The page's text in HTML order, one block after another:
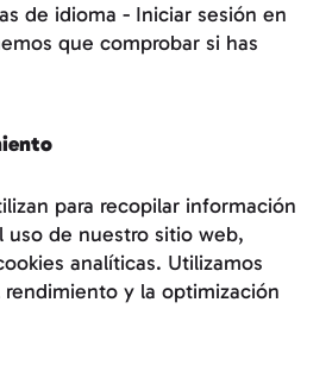
de idioma - Iniciar sesión en
que comprobar si has
para recopilar información
uso de nuestro sitio web,
analíticas. Utilizamos
y la optimización